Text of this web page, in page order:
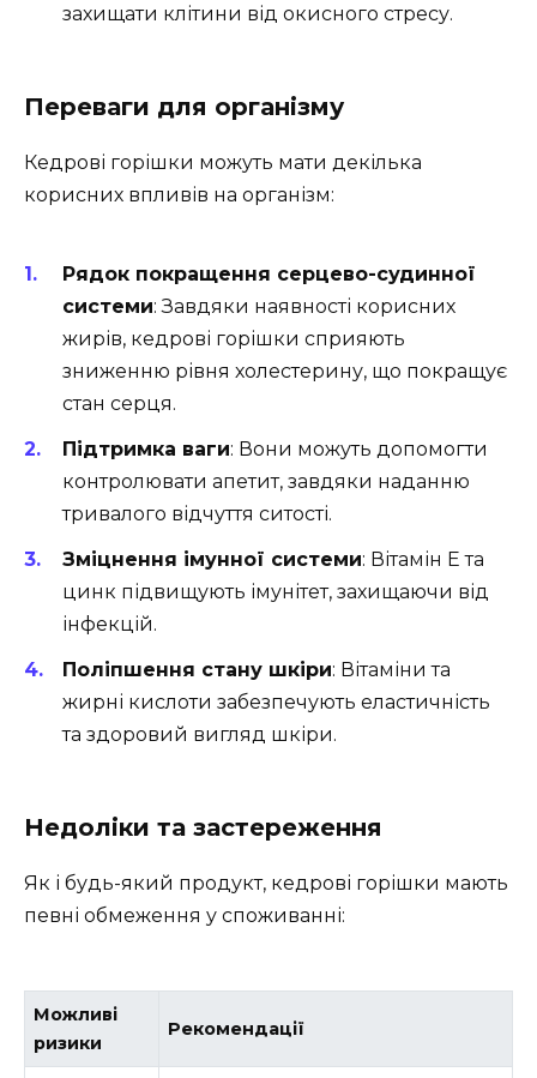
захищати клітини від окисного стресу.
Переваги для організму
Кедрові горішки можуть мати декілька
корисних впливів на організм:
Pядок покращення серцево-судинної
системи: Завдяки наявності корисних
жирів, кедрові горішки сприяють
зниженню рівня холестерину, що покращує
стан серця.
Підтримка ваги: Вони можуть допомогти
контролювати апетит, завдяки наданню
тривалого відчуття ситості.
Зміцнення імунної системи: Вітамін E та
цинк підвищують імунітет, захищаючи від
інфекцій.
Поліпшення стану шкіри: Вітаміни та
жирні кислоти забезпечують еластичність
та здоровий вигляд шкіри.
Недоліки та застереження
Як і будь-який продукт, кедрові горішки мають
певні обмеження у споживанні:
Можливі
ризики
Рекомендації